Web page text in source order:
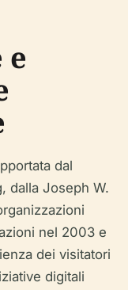
e
dal
dalla Joseph W.
nel 2003 e
dei visitatori
digitali